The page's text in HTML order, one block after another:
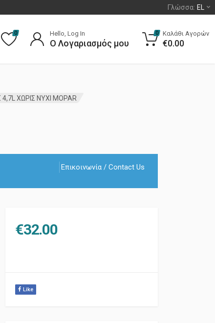
Γλώσσα: EL
0 Hello, Log In
Ο Λογαριασμός μου
0 Καλάθι Αγορών
€0.00
ΧΩΡΙΣ ΝΥΧΙ MOPAR
Επικοινωνία / Contact Us
€32.00
Like